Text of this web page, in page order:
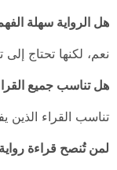
هل الرواية سهلة
نعم، لكنها تحتاج
هل تناسب جميع
تناسب القراء الذين
لمن تُنصح قراءة